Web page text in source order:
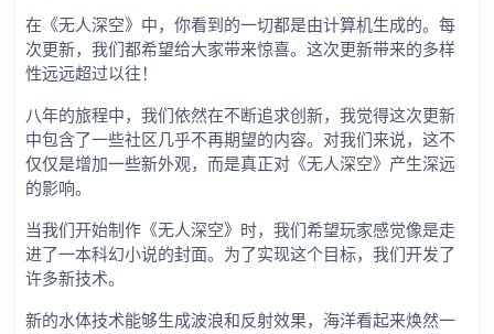
在《无人深空》中，你看到的一切都是由计算机生成的。每
次更新，我们都希望给大家带来惊喜。这次更新带来的多样
性远远超过以往！
八年的旅程中，我们依然在不断追求创新，我觉得这次更新
中包含了一些社区几乎不再期望的内容。对我们来说，这不
仅仅是增加一些新外观，而是真正对《无人深空》产生深远
的影响。
当我们开始制作《无人深空》时，我们希望玩家感觉像是走
进了一本科幻小说的封面。为了实现这个目标，我们开发了
许多新技术。
新的水体技术能够生成波浪和反射效果，海洋看起来焕然一